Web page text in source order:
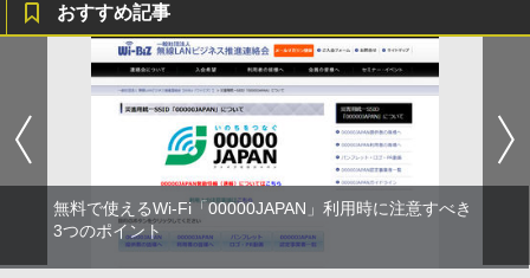
おすすめ記事
無料で使えるWi-Fi「00000JAPAN」利用時に注意すべき
3つのポイント